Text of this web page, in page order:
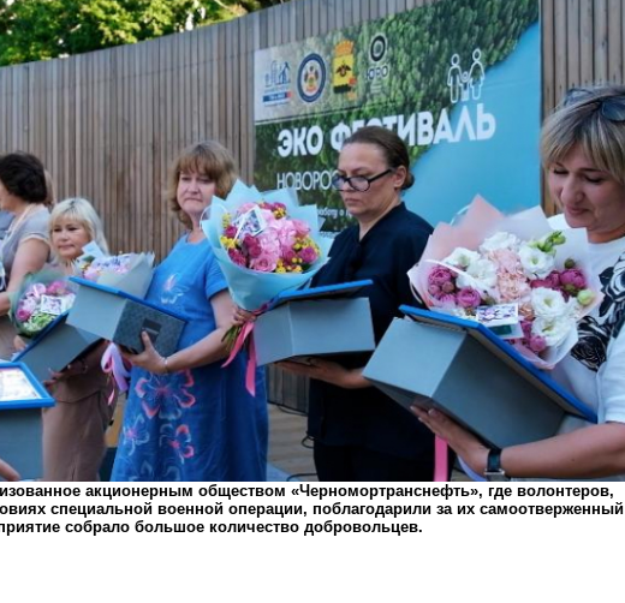
акционерным обществом «Черномортранснефть», где волонтеров,
специальной военной операции, поблагодарили за их самоотверженный
собрало большое количество добровольцев.